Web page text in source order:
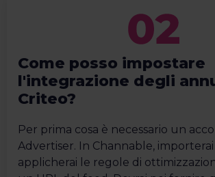
Come posso impostare
l'integrazione degli
Criteo?
Per prima cosa è necessario un
Advertiser. In Channable,
applicherai le regole di